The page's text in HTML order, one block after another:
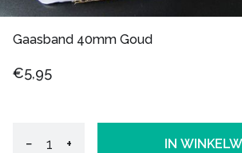
Gaasband 40mm Goud
€5,95
− + IN